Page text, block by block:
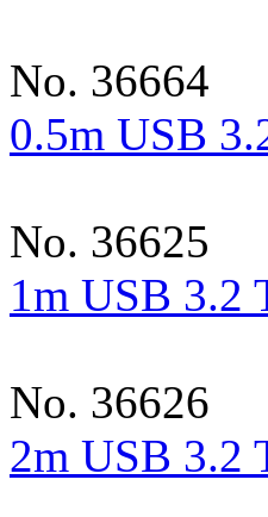
No. 36664
0.5m USB
No. 36625
1m USB 3.2
No. 36626
2m USB 3.2